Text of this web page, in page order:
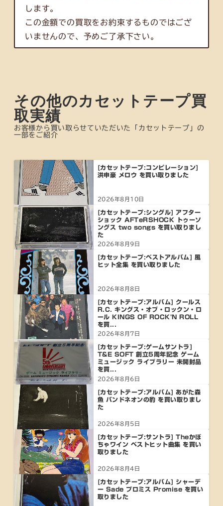
します。
この金額での買取をお約束するものではござ
いませんので、予めご了承下さい。
その他のカセットテープ買
取実績
お客様から買い取らせていただいた「カセットテープ」の
一部をご紹介
[カセットテープ:コンピレーション]
洪申豪 メロウ を買い取りました
2026年8月10日
[カセットテープ:シングル] アフター
ショック AFTeRSHOCK トゥーソ
ングス two songs を買い取りまし
た
2026年8月9日
[カセットテープ:ベストアルバム] 風
ヒット全集 を買い取りました
2026年8月8日
[カセットテープ:アルバム] クールス
R.C. キングス・オブ・ロックン・ロ
ール KINGS OF ROCK'N ROLL
を買...
2026年8月7日
[カセットテープ:ゲームサントラ]
T&E SOFT 創立5周年記念 ゲーム
ミュージック ライブラリー 未開封品
を買...
2026年8月6日
[カセットテープ:アルバム] あがた森
魚 バンドネオンの豹 を買い取りまし
た
2026年8月5日
[カセットテープ:サントラ] Theかぼ
ちゃワイン ベストヒット曲集 を買い
取りました
2026年8月4日
[カセットテープ:アルバム] シャーデ
ー Sade プロミス Promise を買い
取りました